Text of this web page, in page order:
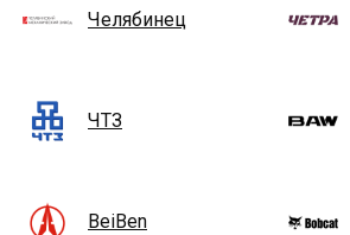
Челябинец
ЧТЗ
BeiBen